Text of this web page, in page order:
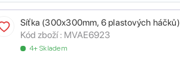
Síťka (300x300mm, 6 plastových háčků)
Kód zboží : MVAE6923
4+ Skladem